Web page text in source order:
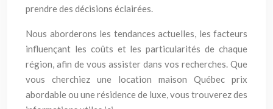
prendre des décisions éclairées.
Nous aborderons les tendances actuelles, les facteurs
influençant les coûts et les particularités de chaque
région, afin de vous assister dans vos recherches. Que
vous cherchiez une location maison Québec prix
abordable ou une résidence de luxe, vous trouverez des